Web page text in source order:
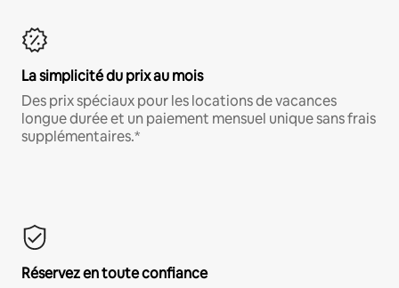
La simplicité du prix au mois
Des prix spéciaux pour les locations de vacances
longue durée et un paiement mensuel unique sans frais
supplémentaires.*
Réservez en toute confiance